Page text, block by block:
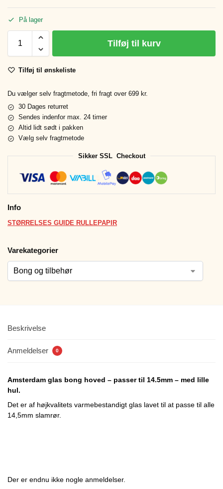
På lager
Tilføj til kurv
Tilføj til ønskeliste
Du vælger selv fragtmetode, fri fragt over 699 kr.
30 Dages returret
Sendes indenfor max. 24 timer
Altid lidt sødt i pakken
Vælg selv fragtmetode
Sikker SSL Checkout
Info
STØRRELSES GUIDE RULLEPAPIR
Varekategorier
Beskrivelse
Anmeldelser 0
Amsterdam glas bong hoved – passer til 14.5mm – med lille
hul.
Det er af højkvalitets varmebestandigt glas lavet til at passe til alle
14,5mm slamrør.
Der er endnu ikke nogle anmeldelser.